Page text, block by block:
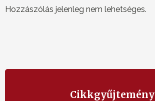
Hozzászólás jelenleg nem lehetséges.
Cikkgyűjtemény